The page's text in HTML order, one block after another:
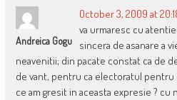
Andreica Gogu
October 3, 2009 at
va urmaresc cu
sincera de asanare a
neavenitii; din pacate constat ca de
de vant, pentru ca electoratul pentru
ce am gresit in aceasta expresie ?